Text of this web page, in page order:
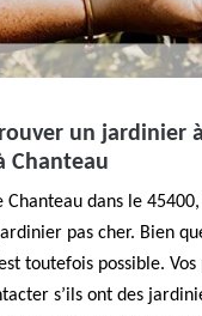
un jardinier
Chanteau
Chanteau dans le
pas cher. Bien
toutefois possible.
s’ils ont des